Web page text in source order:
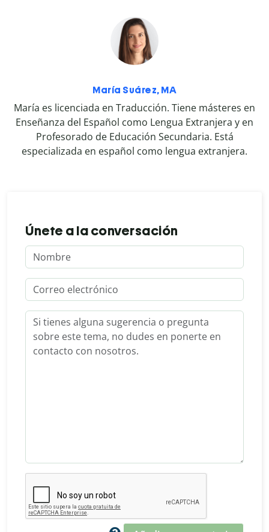
María Suárez, MA
María es licenciada en Traducción. Tiene másteres en
Enseñanza del Español como Lengua Extranjera y en
Profesorado de Educación Secundaria. Está
especializada en español como lengua extranjera.
Únete a la conversación